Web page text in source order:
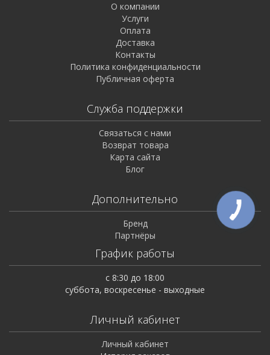
О компании
Услуги
Оплата
Доставка
Контакты
Политика конфиденциальности
Публичная оферта
Служба поддержки
Связаться с нами
Возврат товара
Карта сайта
Блог
Дополнительно
Бренд
Партнёры
График работы
с 8:30 до 18:00
суббота, воскресенье - выходные
Личный кабинет
Личный кабинет